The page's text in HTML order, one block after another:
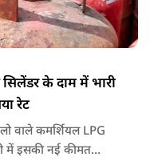
के दाम में भारी
रेट
वाले कमर्शियल LPG
में इसकी नई कीमत